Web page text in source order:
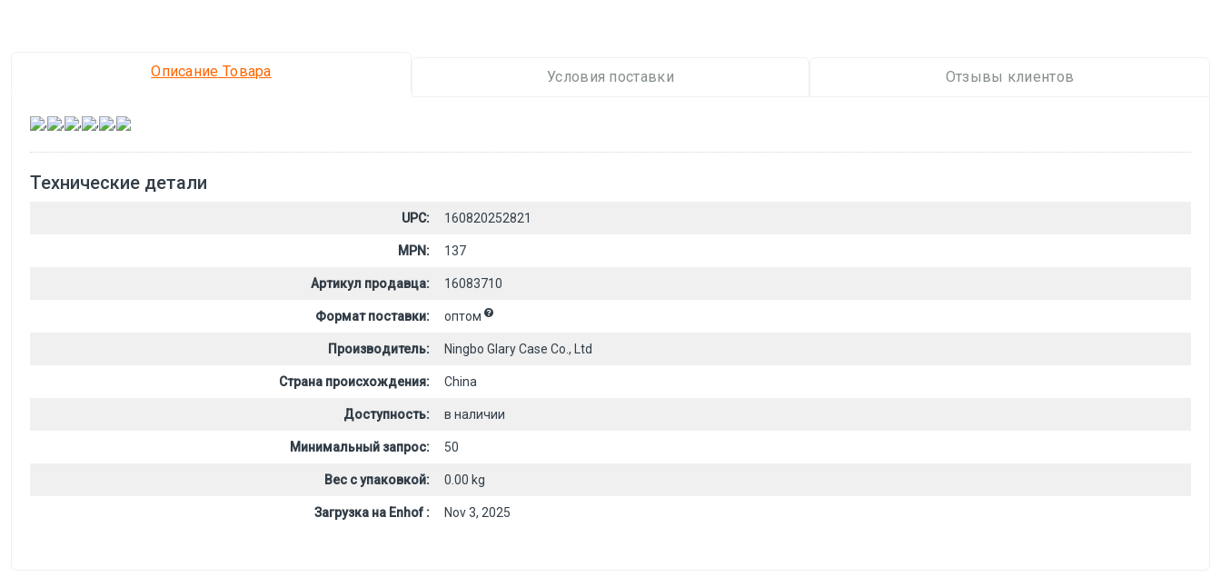
Описание Товара Условия поставки Отзывы клиентов
, , , , ,
Технические детали
UPC: 160820252821
MPN: 137
Артикул продавца: 16083710
Формат поставки: оптом
Производитель: Ningbo Glary Case Co., Ltd
Страна происхождения: China
Доступность: в наличии
Минимальный запрос: 50
Вес с упаковкой: 0.00 kg
Загрузка на Enhof : Nov 3, 2025